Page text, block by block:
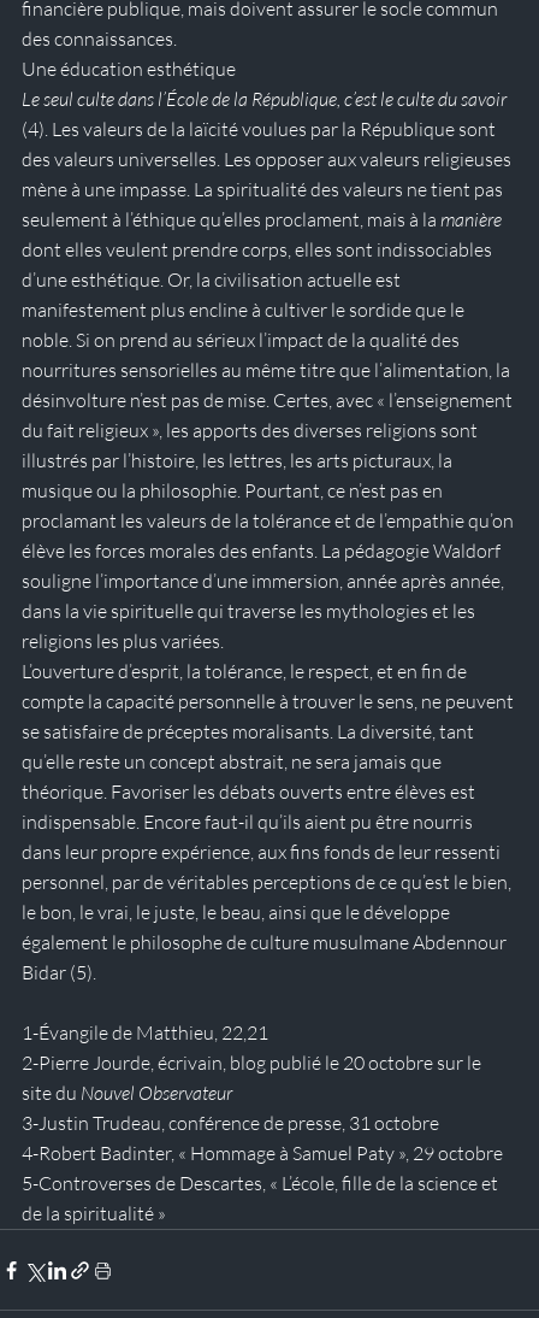
financière publique, mais doivent assurer le socle commun
des connaissances.
Une éducation esthétique
Le seul culte dans l’École de la République, c’est le culte du savoir
(4). Les valeurs de la laïcité voulues par la République sont
des valeurs universelles. Les opposer aux valeurs religieuses
mène à une impasse. La spiritualité des valeurs ne tient pas
seulement à l’éthique qu’elles proclament, mais à la manière
dont elles veulent prendre corps, elles sont indissociables
d’une esthétique. Or, la civilisation actuelle est
manifestement plus encline à cultiver le sordide que le
noble. Si on prend au sérieux l’impact de la qualité des
nourritures sensorielles au même titre que l’alimentation, la
désinvolture n’est pas de mise. Certes, avec « l’enseignement
du fait religieux », les apports des diverses religions sont
illustrés par l’histoire, les lettres, les arts picturaux, la
musique ou la philosophie. Pourtant, ce n’est pas en
proclamant les valeurs de la tolérance et de l’empathie qu’on
élève les forces morales des enfants. La pédagogie Waldorf
souligne l’importance d’une immersion, année après année,
dans la vie spirituelle qui traverse les mythologies et les
religions les plus variées.
L’ouverture d’esprit, la tolérance, le respect, et en fin de
compte la capacité personnelle à trouver le sens, ne peuvent
se satisfaire de préceptes moralisants. La diversité, tant
qu’elle reste un concept abstrait, ne sera jamais que
théorique. Favoriser les débats ouverts entre élèves est
indispensable. Encore faut-il qu’ils aient pu être nourris
dans leur propre expérience, aux fins fonds de leur ressenti
personnel, par de véritables perceptions de ce qu’est le bien,
le bon, le vrai, le juste, le beau, ainsi que le développe
également le philosophe de culture musulmane Abdennour
Bidar (5).
1-Évangile de Matthieu, 22,21
2-Pierre Jourde, écrivain, blog publié le 20 octobre sur le
site du Nouvel Observateur
3-Justin Trudeau, conférence de presse, 31 octobre
4-Robert Badinter, « Hommage à Samuel Paty », 29 octobre
5-Controverses de Descartes, « L’école, fille de la science et
de la spiritualité »